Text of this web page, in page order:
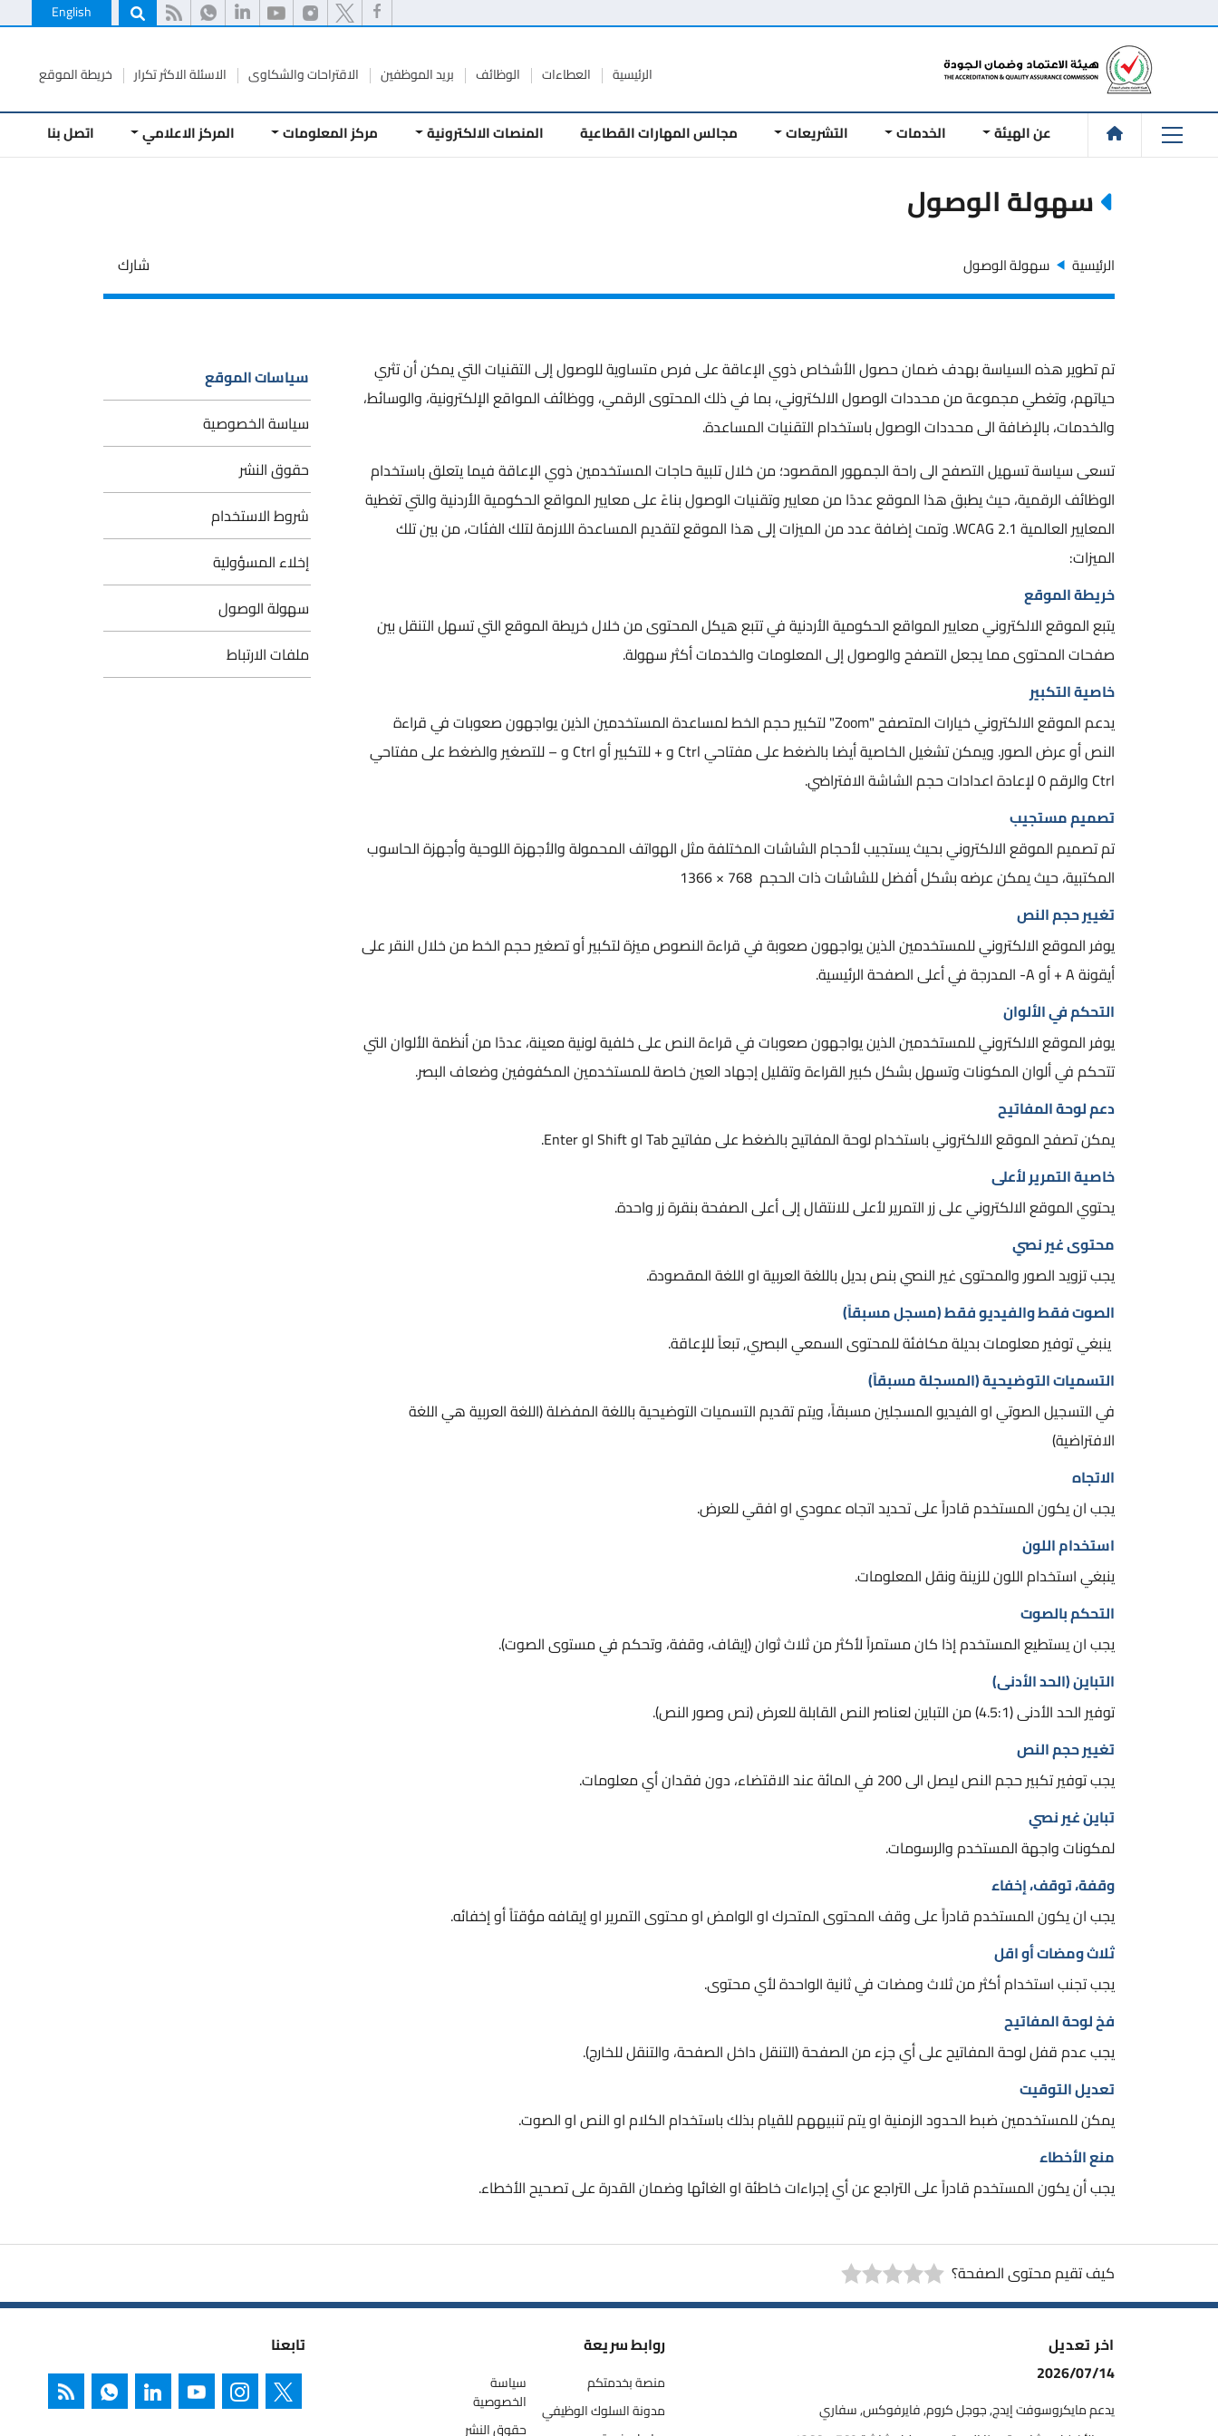
English
الرئيسية العطاءات الوظائف بريد الموظفين الاقتراحات والشكاوى الاسئلة الاكثر تكرار خريطة الموقع
عن الهيئة الخدمات التشريعات مجالس المهارات القطاعية المنصات الالكترونية مركز المعلومات المركز الاعلامي اتصل بنا
سهولة الوصول
الرئيسية سهولة الوصول شارك
تم تطوير هذه السياسة بهدف ضمان حصول الأشخاص ذوي الإعاقة على فرص متساوية للوصول إلى التقنيات التي يمكن أن تثري
حياتهم، وتغطي مجموعة من محددات الوصول الالكتروني، بما في ذلك المحتوى الرقمي، ووظائف المواقع الإلكترونية، والوسائط،
والخدمات، بالإضافة الى محددات الوصول باستخدام التقنيات المساعدة.
تسعى سياسة تسهيل التصفح الى راحة الجمهور المقصود؛ من خلال تلبية حاجات المستخدمين ذوي الإعاقة فيما يتعلق باستخدام
الوظائف الرقمية، حيث يطبق هذا الموقع عددًا من معايير وتقنيات الوصول بناءً على معايير المواقع الحكومية الأردنية والتي تغطية
المعايير العالمية WCAG 2.1. وتمت إضافة عدد من الميزات إلى هذا الموقع لتقديم المساعدة اللازمة لتلك الفئات، من بين تلك
الميزات:
خريطة الموقع
يتبع الموقع الالكتروني معايير المواقع الحكومية الأردنية في تتبع هيكل المحتوى من خلال خريطة الموقع التي تسهل التنقل بين
صفحات المحتوى مما يجعل التصفح والوصول إلى المعلومات والخدمات أكثر سهولة.
خاصية التكبير
يدعم الموقع الالكتروني خيارات المتصفح "Zoom" لتكبير حجم الخط لمساعدة المستخدمين الذين يواجهون صعوبات في قراءة
النص أو عرض الصور. ويمكن تشغيل الخاصية أيضا بالضغط على مفتاحي Ctrl و + للتكبير أو Ctrl و – للتصغير والضغط على مفتاحي
Ctrl والرقم 0 لإعادة اعدادات حجم الشاشة الافتراضي.
تصميم مستجيب
تم تصميم الموقع الالكتروني بحيث يستجيب لأحجام الشاشات المختلفة مثل الهواتف المحمولة والأجهزة اللوحية وأجهزة الحاسوب
المكتبية، حيث يمكن عرضه بشكل أفضل للشاشات ذات الحجم 768 × 1366
تغيير حجم النص
يوفر الموقع الالكتروني للمستخدمين الذين يواجهون صعوبة في قراءة النصوص ميزة لتكبير أو تصغير حجم الخط من خلال النقر على
أيقونة A + أو A- المدرجة في أعلى الصفحة الرئيسية.
التحكم في الألوان
يوفر الموقع الالكتروني للمستخدمين الذين يواجهون صعوبات في قراءة النص على خلفية لونية معينة، عددًا من أنظمة الألوان التي
تتحكم في ألوان المكونات وتسهل بشكل كبير القراءة وتقليل إجهاد العين خاصة للمستخدمين المكفوفين وضعاف البصر.
دعم لوحة المفاتيح
يمكن تصفح الموقع الالكتروني باستخدام لوحة المفاتيح بالضغط على مفاتيح Tab او Shift او Enter.
خاصية التمرير لأعلى
يحتوي الموقع الالكتروني على زر التمرير لأعلى للانتقال إلى أعلى الصفحة بنقرة زر واحدة.
محتوى غير نصي
يجب تزويد الصور والمحتوى غير النصي بنص بديل باللغة العربية او اللغة المقصودة.
الصوت فقط والفيديو فقط (مسجل مسبقاً)
ينبغي توفير معلومات بديلة مكافئة للمحتوى السمعي البصري, تبعاً للإعاقة.
التسميات التوضيحية (المسجلة مسبقاً)
في التسجيل الصوتي او الفيديو المسجلين مسبقاً، ويتم تقديم التسميات التوضيحية باللغة المفضلة (اللغة العربية هي اللغة
الافتراضية)
الاتجاه
يجب ان يكون المستخدم قادراً على تحديد اتجاه عمودي او افقي للعرض.
استخدام اللون
ينبغي استخدام اللون للزينة ونقل المعلومات.
التحكم بالصوت
يجب ان يستطيع المستخدم إذا كان مستمراً لأكثر من ثلاث ثوان (إيقاف، وقفة، وتحكم في مستوى الصوت).
التباين (الحد الأدنى)
توفير الحد الأدنى (4.5:1) من التباين لعناصر النص القابلة للعرض (نص وصور النص).
تغيير حجم النص
يجب توفير تكبير حجم النص ليصل الى 200 في المائة عند الاقتضاء، دون فقدان أي معلومات.
تباين غير نصي
لمكونات واجهة المستخدم والرسومات.
وقفة، توقف، إخفاء
يجب ان يكون المستخدم قادراً على وقف المحتوى المتحرك او الوامض او محتوى التمرير او إيقافه مؤقتاً أو إخفائه.
ثلاث ومضات أو اقل
يجب تجنب استخدام أكثر من ثلاث ومضات في ثانية الواحدة لأي محتوى.
فخ لوحة المفاتيح
يجب عدم قفل لوحة المفاتيح على أي جزء من الصفحة (التنقل داخل الصفحة، والتنقل للخارج).
تعديل التوقيت
يمكن للمستخدمين ضبط الحدود الزمنية او يتم تنبيههم للقيام بذلك باستخدام الكلام او النص او الصوت.
منع الأخطاء
يجب أن يكون المستخدم قادراً على التراجع عن أي إجراءات خاطئة او الغائها وضمان القدرة على تصحيح الأخطاء.
سياسات الموقع
سياسة الخصوصية
حقوق النشر
شروط الاستخدام
إخلاء المسؤولية
سهولة الوصول
ملفات الارتباط
كيف تقيم محتوى الصفحة؟
اخر تعديل
2026/07/14
يدعم مايكروسوفت إيدج, جوجل كروم, فايرفوكس, سفاري
روابط سريعة
منصة بخدمتكم
مدونة السلوك الوظيفي
سياسة
الخصوصية
حقوق النشر
تابعنا